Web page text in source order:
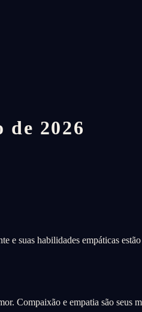
de 2026
suas habilidades empáticas
Compaixão e empatia são seus